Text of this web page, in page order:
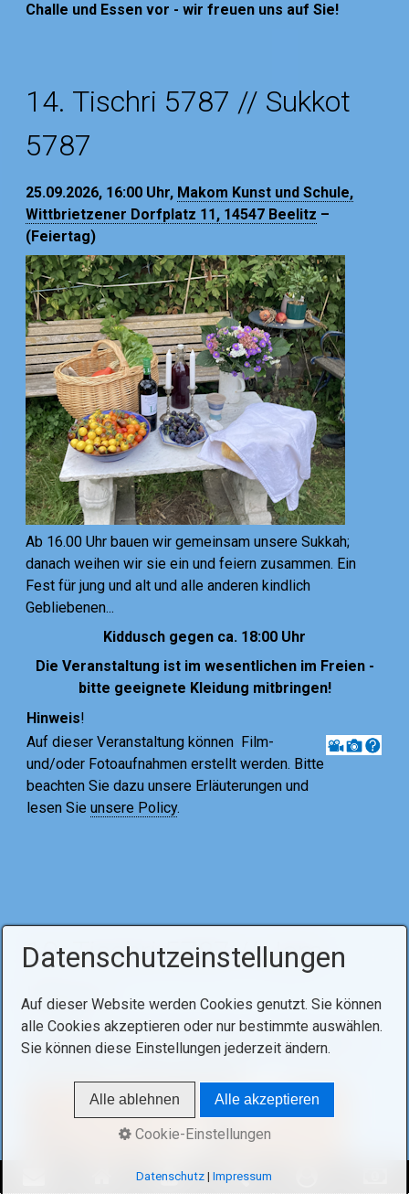
Challe und Essen vor - wir freuen uns auf Sie!
14. Tischri 5787 // Sukkot
5787
25.09.2026, 16:00 Uhr, Makom Kunst und Schule,
Wittbrietzener Dorfplatz 11, 14547 Beelitz –
(Feiertag)
Ab 16.00 Uhr bauen wir gemeinsam unsere Sukkah;
danach weihen wir sie ein und feiern zusammen. Ein
Fest für jung und alt und alle anderen kindlich
Gebliebenen...
Kiddusch gegen ca. 18:00 Uhr
Die Veranstaltung ist im wesentlichen im Freien -
bitte geeignete Kleidung mitbringen!
Hinweis!
Auf dieser Veranstaltung können Film-
und/oder Fotoaufnahmen erstellt werden. Bitte
beachten Sie dazu unsere Erläuterungen und
lesen Sieunsere Policy.
10. Tischri 5787 // Jom
Kippur
21.09.2026, 10:30bis22:00 Uhr,Detmolder Str. 17,
Datenschutzeinstellungen
Auf dieser Website werden Cookies genutzt. Sie können
alle Cookies akzeptieren oder nur bestimmte auswählen.
Sie können diese Einstellungen jederzeit ändern.
Alle ablehnen Alle akzeptieren
Cookie-Einstellungen
Datenschutz |Impressum